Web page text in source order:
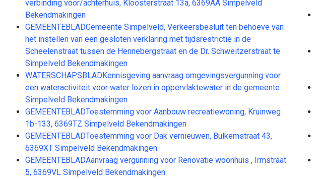
verbinding voor/achterhuis, Kloosterstraat 13a, 6369AA Simpelveld
Bekendmakingen
GEMEENTEBLADGemeente Simpelveld, Verkeersbesluit ten behoeve van
het instellen van een gesloten verklaring met tijdsrestrictie in de
Scheelenstraat tussen de Hennebergstraat en de Dr. Schweitzerstraat te
Simpelveld Bekendmakingen
WATERSCHAPSBLADKennisgeving aanvraag omgevingsvergunning voor
een wateractiviteit voor water lozen in oppervlaktewater in de gemeente
Simpelveld Bekendmakingen
GEMEENTEBLADToestemming voor Aanbouw recreatiewoning, Kruinweg
1b-133, 6369TZ Simpelveld Bekendmakingen
GEMEENTEBLADToestemming voor Dak vernieuwen, Bulkemstraat 43,
6369XT Simpelveld Bekendmakingen
GEMEENTEBLADAanvraag vergunning voor Renovatie woonhuis , Irmstraat
5, 6369VL Simpelveld Bekendmakingen